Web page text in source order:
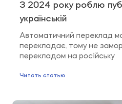
З 2024 року роблю
українській
Автоматичний переклад
перекладає, тому не
перекладом на російську
Читать статью